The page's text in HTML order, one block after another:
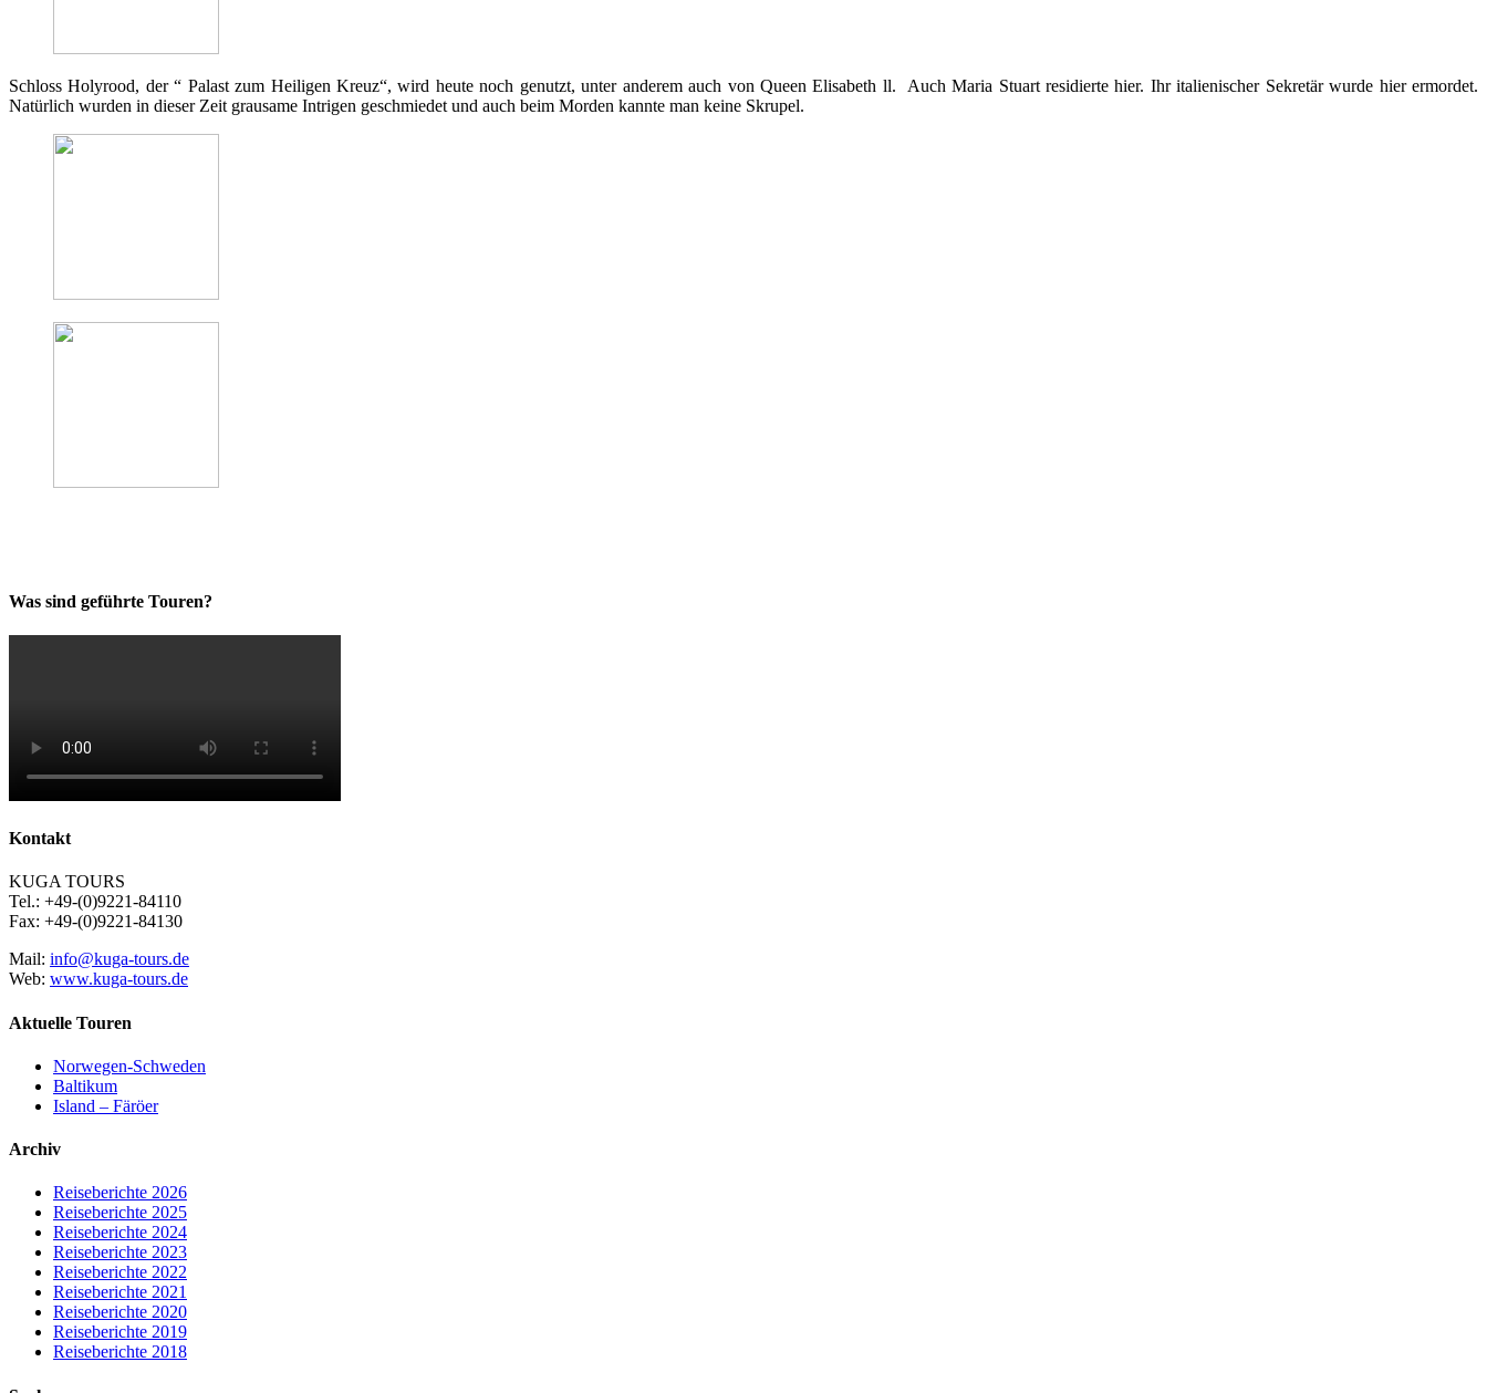
Schloss Holyrood, der “ Palast zum Heiligen Kreuz“, wird heute noch genutzt, unter anderem auch von Queen Elisabeth ll. Auch Maria Stuart residierte hier. Ihr italienischer Sekretär wurde hier ermordet.
Natürlich wurden in dieser Zeit grausame Intrigen geschmiedet und auch beim Morden kannte man keine Skrupel.
Was sind geführte Touren?
Kontakt
KUGA TOURS
Tel.: +49-(0)9221-84110
Fax: +49-(0)9221-84130
Mail: info@kuga-tours.de
Web: www.kuga-tours.de
Aktuelle Touren
Norwegen-Schweden
Baltikum
Island – Färöer
Archiv
Reiseberichte 2026
Reiseberichte 2025
Reiseberichte 2024
Reiseberichte 2023
Reiseberichte 2022
Reiseberichte 2021
Reiseberichte 2020
Reiseberichte 2019
Reiseberichte 2018